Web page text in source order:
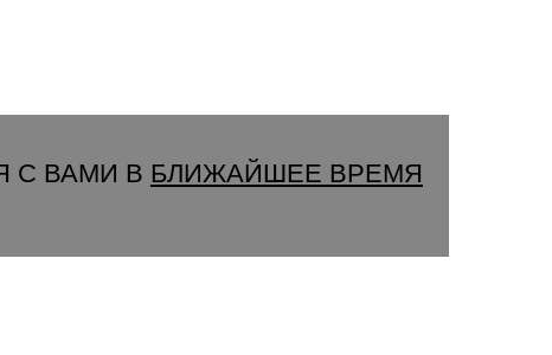
С ВАМИ В БЛИЖАЙШЕЕ ВРЕМЯ